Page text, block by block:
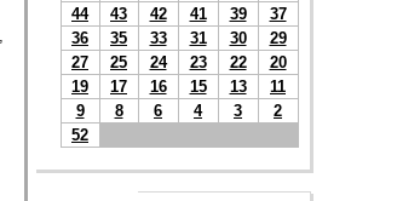
44
43 42 41 39
37
36
35 33 31 30
29
27
25 24 23 22
20
19
17 16 15 13
11
9
8 6 4 3
2
52